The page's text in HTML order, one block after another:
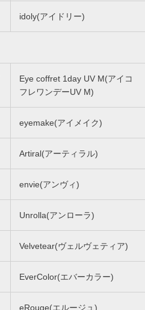
idoly(アイドリー)
Eye coffret 1day UV M(アイコ
フレワンデーUV M)
eyemake(アイメイク)
Artiral(アーティラル)
envie(アンヴィ)
Unrolla(アンローラ)
Velvetear(ヴェルヴェティア)
EverColor(エバーカラー)
eRouge(エルージュ)